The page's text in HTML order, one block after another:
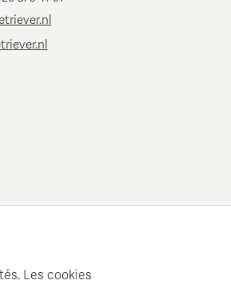
Les cookies